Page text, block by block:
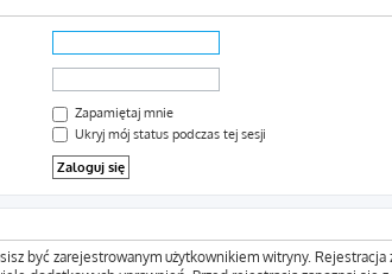
Zapamiętaj mnie
Ukryj mój status podczas tej sesji
być zarejestrowanym użytkownikiem witryny.